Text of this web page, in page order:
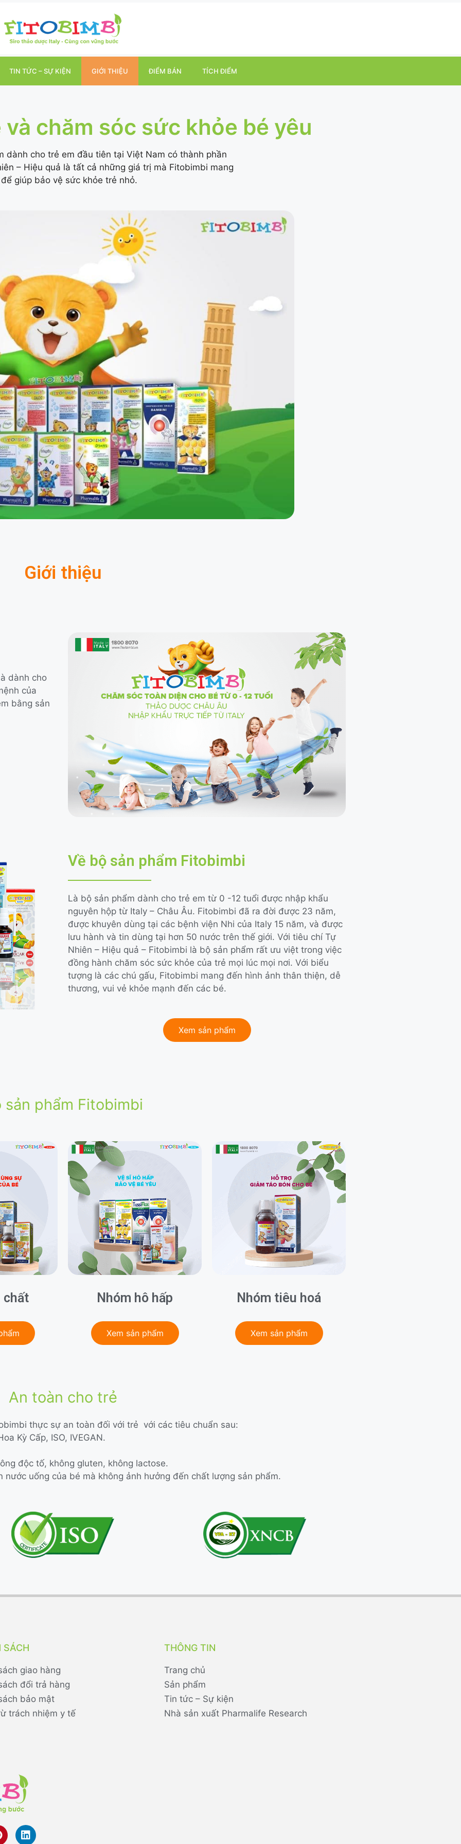
TIN TỨC – SỰ KIỆN GIỚI THIỆU ĐIỂM BÁN TÍCH ĐIỂM
chăm sóc sức khỏe bé yêu
dành cho trẻ em đầu tiên tại Việt Nam có thành phần
– Hiệu quả là tất cả những giá trị mà Fitobimbi mang
giúp bảo vệ sức khỏe trẻ nhỏ.
Giới thiệu
dành cho
của
bằng sản
Về bộ sản phẩm Fitobimbi
Là bộ sản phẩm dành cho trẻ em từ 0 -12 tuổi được nhập khẩu
nguyên hộp từ Italy – Châu Âu. Fitobimbi đã ra đời được 23 năm,
được khuyên dùng tại các bệnh viện Nhi của Italy 15 năm, và được
lưu hành và tin dùng tại hơn 50 nước trên thế giới. Với tiêu chí Tự
Nhiên – Hiệu quả – Fitobimbi là bộ sản phẩm rất ưu việt trong việc
đồng hành chăm sóc sức khỏe của trẻ mọi lúc mọi nơi. Với biểu
tượng là các chú gấu, Fitobimbi mang đến hình ảnh thân thiện, dễ
thương, vui vẻ khỏe mạnh đến các bé.
Xem sản phẩm
sản phẩm Fitobimbi
chất Nhóm hô hấp
Xem sản phẩm
Nhóm tiêu hoá
Xem sản phẩm
An toàn cho trẻ
thực sự an toàn đối với trẻ với các tiêu chuẩn sau:
Kỳ Cấp, ISO, IVEGAN.
độc tố, không gluten, không lactose.
uống của bé mà không ảnh hưởng đến chất lượng sản phẩm.
SÁCH
giao hàng
đổi trả hàng
bảo mật
trách nhiệm y tế
THÔNG TIN
Trang chủ
Sản phẩm
Tin tức – Sự kiện
Nhà sản xuất Pharmalife Research